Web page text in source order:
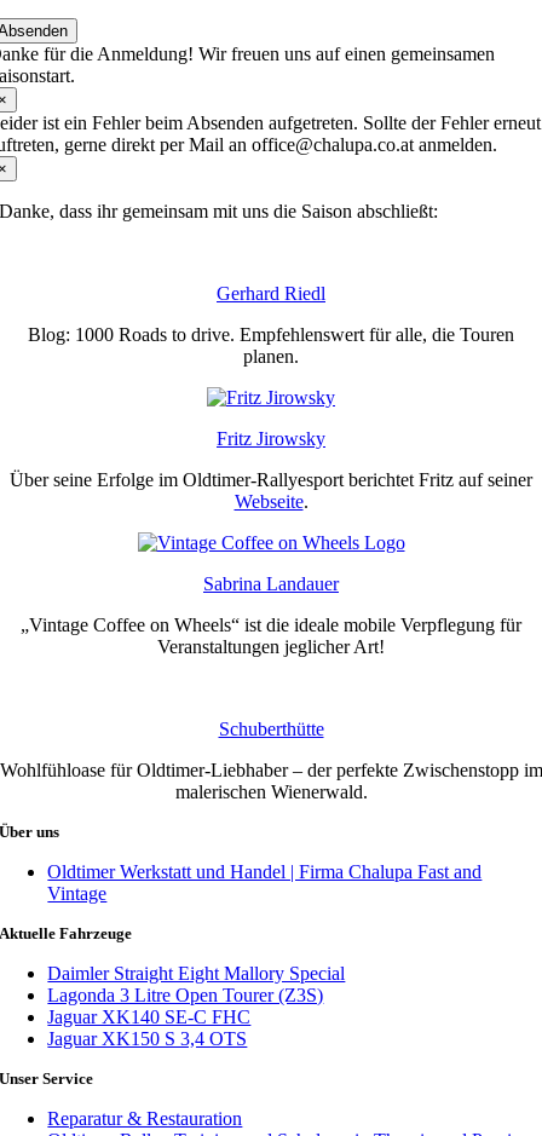
für die Anmeldung! Wir freuen uns auf einen gemeinsamen
ist ein Fehler beim Absenden aufgetreten. Sollte der Fehler erneut
gerne direkt per Mail an office@chalupa.co.at anmelden.
Danke, dass ihr gemeinsam mit uns die Saison abschließt:
Gerhard Riedl
Blog: 1000 Roads to drive. Empfehlenswert für alle, die Touren
planen.
Fritz Jirowsky
Über seine Erfolge im Oldtimer-Rallyesport berichtet Fritz auf seiner
Webseite.
Sabrina Landauer
„Vintage Coffee on Wheels“ ist die ideale mobile Verpflegung für
Veranstaltungen jeglicher Art!
Schuberthütte
Wohlfühloase für Oldtimer-Liebhaber – der perfekte Zwischenstopp im
malerischen Wienerwald.
Über uns
Oldtimer Werkstatt und Handel | Firma Chalupa Fast and
Vintage
Aktuelle Fahrzeuge
Daimler Straight Eight Mallory Special
Lagonda 3 Litre Open Tourer (Z3S)
Jaguar XK140 SE-C FHC
Jaguar XK150 S 3,4 OTS
Unser Service
Reparatur & Restauration